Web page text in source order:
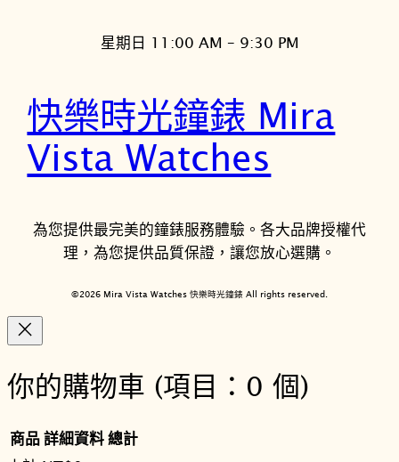
星期日 11:00 AM – 9:30 PM
快樂時光鐘錶 Mira
Vista Watches
為您提供最完美的鐘錶服務體驗。各大品牌授權代
理，為您提供品質保證，讓您放心選購。
©2026 Mira Vista Watches 快樂時光鐘錶 All rights reserved.
你的購物車 (項目：0 個)
商品詳細資料總計